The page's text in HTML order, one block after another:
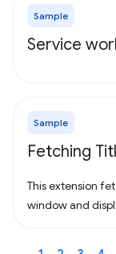
Sample
Service
Sample
Fetching
This extension
window and